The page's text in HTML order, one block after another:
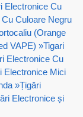
Electronice Cu
Culoare Negru
(Orange
VAPE) »Tigari
Electronice Cu
Electronice Mici
»Țigări
Electronice și